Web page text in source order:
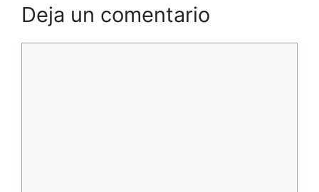
Deja un comentario